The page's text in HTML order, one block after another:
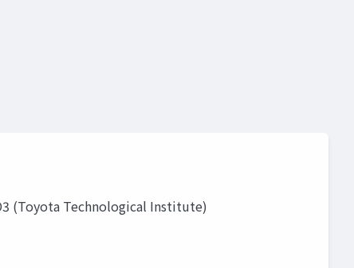
(Toyota Technological Institute)